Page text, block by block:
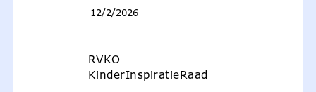
12/2/2026
RVKO
KinderInspiratieRaad